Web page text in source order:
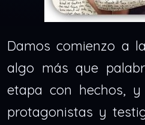
Damos comienzo a
algo más que
etapa con hechos,
protagonistas y